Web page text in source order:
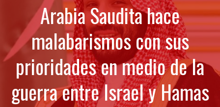
Arabia Saudita hace
malabarismos con sus
prioridades en medio de la
guerra entre Israel y Hamas